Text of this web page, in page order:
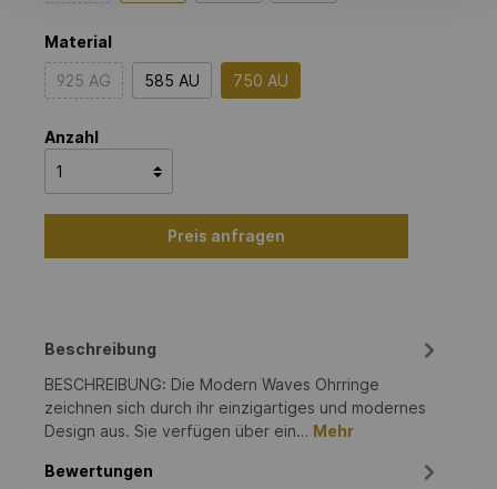
Material
925 AG 585 AU 750 AU
Anzahl
Preis anfragen
Beschreibung
BESCHREIBUNG: Die Modern Waves Ohrringe
zeichnen sich durch ihr einzigartiges und modernes
Design aus. Sie verfügen über ein… Mehr
Bewertungen